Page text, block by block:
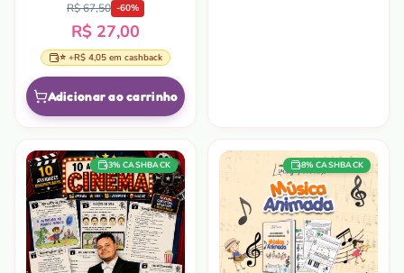
R$ 67,50 -60%
R$ 27,00
⭐ +R$ 4,05 em cashback
Adicionar ao carrinho
3% CASHBACK 8% CASHBACK